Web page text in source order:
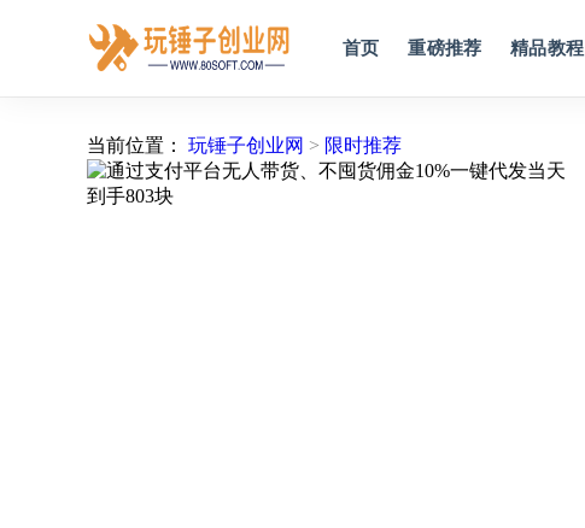
首页 重磅推荐 精品教程
当前位置： 玩锤子创业网 > 限时推荐